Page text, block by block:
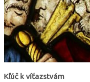
Kľúč k víťazstvám